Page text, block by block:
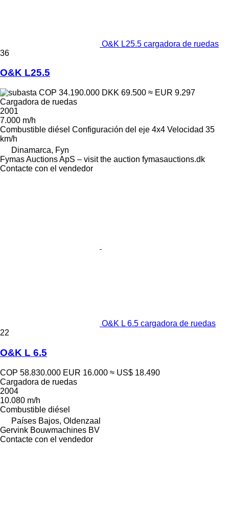
O&K L25.5 cargadora de ruedas
36
O&K L25.5
COP 34.190.000 DKK 69.500 ≈ EUR 9.297
Cargadora de ruedas
2001
7.000 m/h
Combustible diésel Configuración del eje 4x4 Velocidad 35
km/h
Dinamarca, Fyn
Fymas Auctions ApS – visit the auction fymasauctions.dk
Contacte con el vendedor
O&K L 6.5 cargadora de ruedas
22
O&K L 6.5
COP 58.830.000 EUR 16.000 ≈ US$ 18.490
Cargadora de ruedas
2004
10.080 m/h
Combustible diésel
Países Bajos, Oldenzaal
Gervink Bouwmachines BV
Contacte con el vendedor